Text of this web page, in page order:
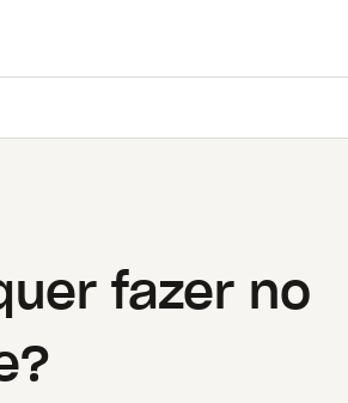
fazer no